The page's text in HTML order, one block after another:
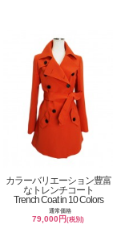
カラーバリエーション豊富
なトレンチコート
Trench Coat in 10 Colors
通常価格
79,000円(税別)